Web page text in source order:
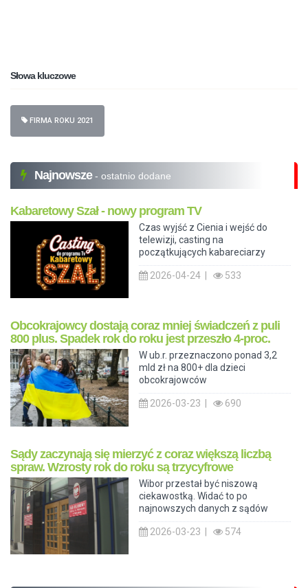
Słowa kluczowe
FIRMA ROKU 2021
Najnowsze - ostatnio dodane
Kabaretowy Szał - nowy program TV
Czas wyjść z Cienia i wejść do
telewizji, casting na
początkujących kabareciarzy
2026-04-24 | 533
Obcokrajowcy dostają coraz mniej świadczeń z puli
800 plus. Spadek rok do roku jest przeszło 4-proc.
W ub.r. przeznaczono ponad 3,2
mld zł na 800+ dla dzieci
obcokrajowców
2026-03-23 | 690
Sądy zaczynają się mierzyć z coraz większą liczbą
spraw. Wzrosty rok do roku są trzycyfrowe
Wibor przestał być niszową
ciekawostką. Widać to po
najnowszych danych z sądów
2026-03-23 | 574